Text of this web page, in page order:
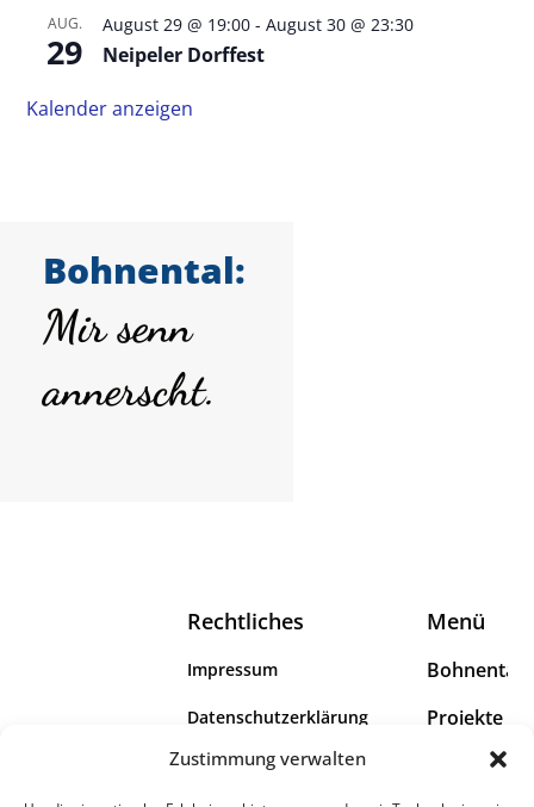
Zustimmung verwalten
AUG.
29
August 29 @ 19:00 -August 30 @ 23:30
Neipeler Dorffest
Kalender anzeigen
Bohnental:
Mir senn
annerscht.
Menü
Bohnental
Projekte
Rechtliches
Impressum
Datenschutzerklärung
Erklärung zur Barrierefreiheit